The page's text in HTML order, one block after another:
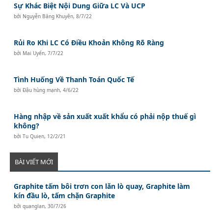
Sự Khác Biệt Nội Dung Giữa LC Và UCP
bởi Nguyễn Băng Khuyên,8/7/22
Rủi Ro Khi LC Có Điều Khoản Không Rõ Ràng
bởi Mai Uyển,7/7/22
Tình Huống Về Thanh Toán Quốc Tế
bởiĐậu hùng mạnh,4/6/22
Hàng nhập về sản xuất xuất khẩu có phải nộp thuế gì
không?
bởiTu Quien, 12/2/21
BÀI VIẾT MỚI
Graphite tấm bôi trơn con lăn lò quay, Graphite làm
kín đầu lò, tấm chặn Graphite
bởiquanglan,30/7/26